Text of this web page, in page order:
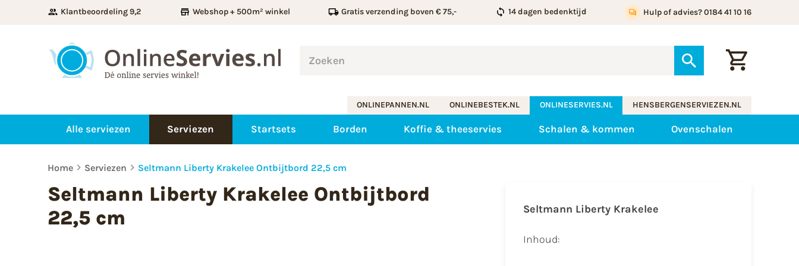
Klantbeoordeling 9,2 Webshop + 500m² winkel Gratis verzending boven € 75,- 14 dagen bedenktijd Hulp of advies? 0184 41 10 16
ONLINEPANNEN.NL ONLINEBESTEK.NL ONLINESERVIES.NL HENSBERGENSERVIEZEN.NL
Alle serviezen Serviezen Startsets Borden Koffie & theeservies Schalen & kommen Ovenschalen
Home Serviezen Seltmann Liberty Krakelee Ontbijtbord 22,5 cm
Seltmann Liberty Krakelee Ontbijtbord
22,5 cm
Seltmann Liberty Krakelee
Inhoud: